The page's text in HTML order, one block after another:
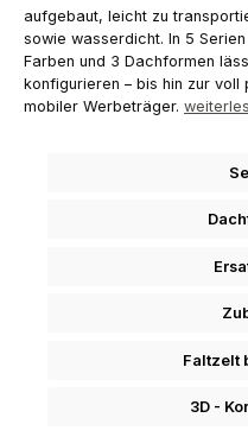
aufgebaut, leicht zu
sowie wasserdicht. In 5
Farben und 3 Dachformen
konfigurieren – bis hin zur
mobiler Werbeträger.
Faltzelt
3D -